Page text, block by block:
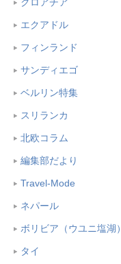
エクアドル
フィンランド
サンディエゴ
ベルリン特集
スリランカ
北欧コラム
編集部だより
Travel-Mode
ネパール
ボリビア（ウユニ塩湖）
タイ